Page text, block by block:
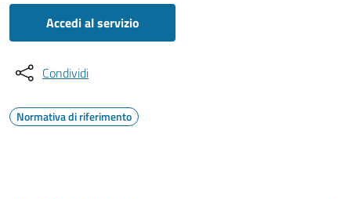
Accedi al servizio
Condividi
Normativa di riferimento